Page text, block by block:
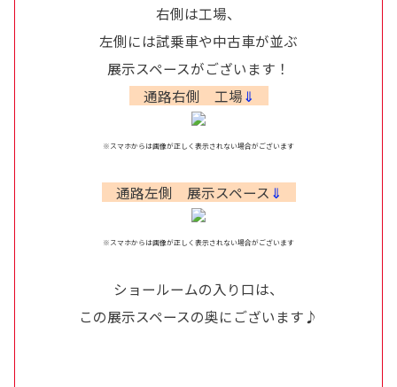
右側は工場、
左側には試乗車や中古車が並ぶ
展示スペースがございます！
通路右側 工場⇓
※スマホからは画像が正しく表示されない場合がございます
通路左側 展示スペース ⇓
※スマホからは画像が正しく表示されない場合がございます
ショールームの入り口は、
この展示スペースの奥にございます♪